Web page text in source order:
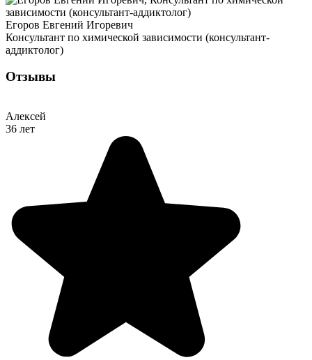
Егоров Евгений Игоревич
Консультант по химической зависимости (консультант-
аддиктолог)
Отзывы
Алексей
36 лет